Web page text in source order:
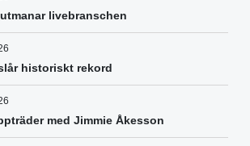
livebranschen
historiskt rekord
med Jimmie Åkesson